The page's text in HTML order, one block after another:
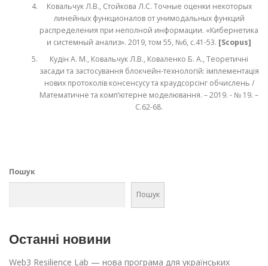
Ковальчук Л.В., Стойкова Л.С. Точные оценки некоторых
линейных функционалов от унимодальных функций
распределения при неполной информации. «Кибернетика
и системный анализ». 2019, том 55, №6, с.41-53. [Scopus]
Кудін А. М., Ковальчук Л.В., Коваленко Б. А., Теоретичні
засади та застосування блокчейн-технологій: імплементація
нових протоколів консенсусу та краудсорсінг обчислень /
Математичне та комп’ютерне моделювання. – 2019. - № 19. –
С.62-68.
Пошук
Пошук
Останні новини
Web3 Resilience Lab — нова програма для українських